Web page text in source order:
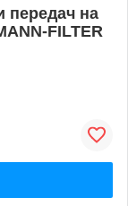
передач на
FILTER